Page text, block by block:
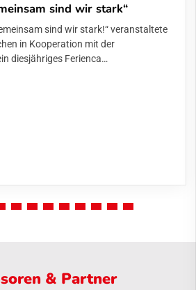
sind wir stark“
sind wir stark!“ veranstaltete
in Kooperation mit der
diesjähriges Ferienca…
& Partner